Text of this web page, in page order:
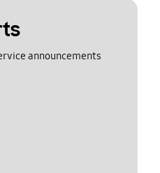
announcements